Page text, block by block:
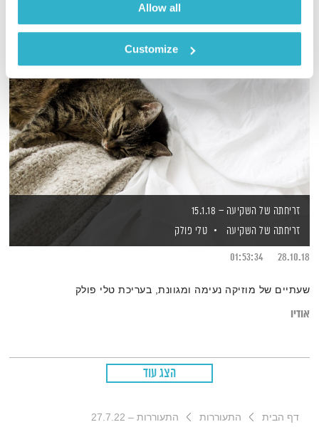
Allow all
Customize
זריחתה של השקיעה – 15.1.18
זריחתה של השקיעה
טלי פולק
28.10.18
01:53:34
שעתיים של מוזיקה נעימה ומגוונת, בעריכת טלי פולק
אודיו
הצג עוד
דף הבית התעוררות התעוררות – 27.7.22